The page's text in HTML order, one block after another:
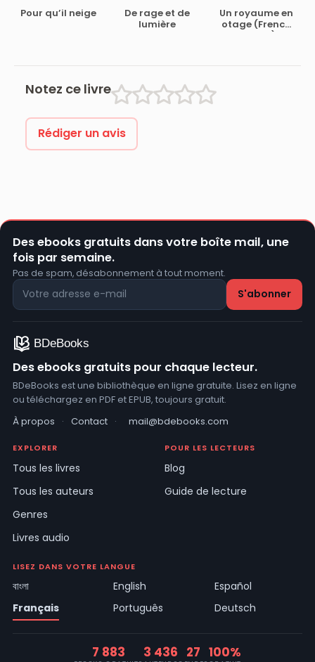
italienne
(French Edition)
Pour qu’il neige
De rage et de
lumière
Un royaume en
otage (French
Edition)
Notez ce livre
Rédiger un avis
Des ebooks gratuits dans votre boîte mail, une
fois par semaine.
Pas de spam, désabonnement à tout moment.
Des ebooks gratuits pour chaque lecteur.
BDeBooks est une bibliothèque en ligne gratuite. Lisez en ligne
ou téléchargez en PDF et EPUB, toujours gratuit.
À propos
· Contact · mail@bdebooks.com
EXPLORER
Tous les livres
Tous les auteurs
Genres
Livres audio
POUR LES LECTEURS
Blog
Guide de lecture
LISEZ DANS VOTRE LANGUE
বাংলা English
Español
Français
Português Deutsch
7 883 3 436 27 100%